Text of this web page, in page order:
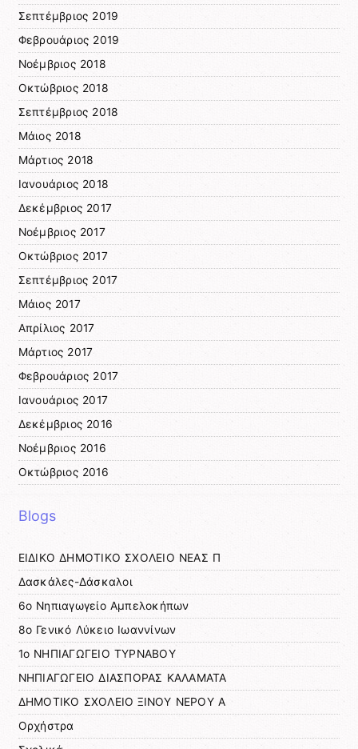
Σεπτέμβριος 2019
Φεβρουάριος 2019
Νοέμβριος 2018
Οκτώβριος 2018
Σεπτέμβριος 2018
Μάιος 2018
Μάρτιος 2018
Ιανουάριος 2018
Δεκέμβριος 2017
Νοέμβριος 2017
Οκτώβριος 2017
Σεπτέμβριος 2017
Μάιος 2017
Απρίλιος 2017
Μάρτιος 2017
Φεβρουάριος 2017
Ιανουάριος 2017
Δεκέμβριος 2016
Νοέμβριος 2016
Οκτώβριος 2016
Blogs
ΕΙΔΙΚΟ ΔΗΜΟΤΙΚΟ ΣΧΟΛΕΙΟ ΝΕΑΣ Π
Δασκάλες-Δάσκαλοι
6ο Νηπιαγωγείο Αμπελοκήπων
8o Γενικό Λύκειο Ιωαννίνων
1ο ΝΗΠΙΑΓΩΓΕΙΟ ΤΥΡΝΑΒΟΥ
ΝΗΠΙΑΓΩΓΕΙΟ ΔΙΑΣΠΟΡΑΣ ΚΑΛΑΜΑΤΑ
ΔΗΜΟΤΙΚΟ ΣΧΟΛΕΙΟ ΞΙΝΟΥ ΝΕΡΟΥ Α
Ορχήστρα